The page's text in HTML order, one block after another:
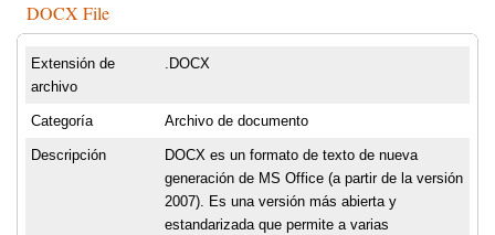
DOCX File
Extensión de
archivo
.DOCX
Categoría Archivo de documento
Descripción
DOCX es un formato de texto de nueva
generación de MS Office (a partir de la versión
2007). Es una versión más abierta y
estandarizada que permite a varias